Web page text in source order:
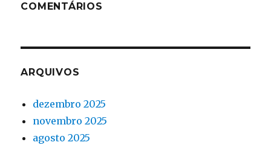
COMENTÁRIOS
ARQUIVOS
dezembro 2025
novembro 2025
agosto 2025